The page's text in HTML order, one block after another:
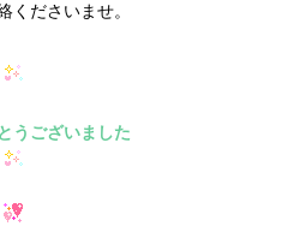
くださいませ。
うございました